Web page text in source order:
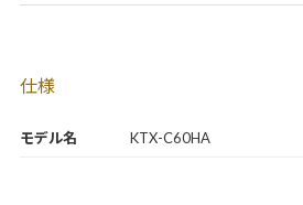
モデル名 KTX-C60HA
仕様